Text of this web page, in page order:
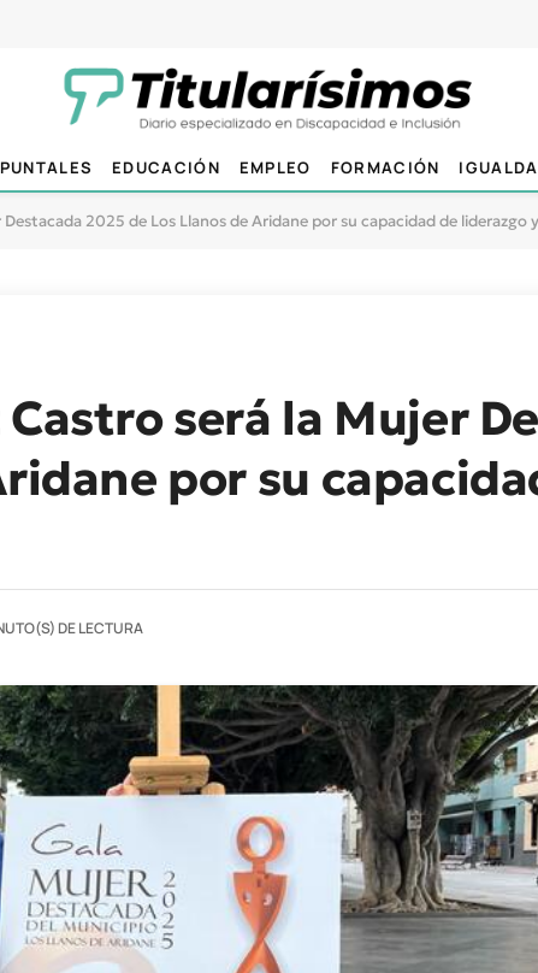
PUNTALES EDUCACIÓN EMPLEO FORMACIÓN
2025 de Los Llanos de Aridane por su capacidad de liderazgo
será la Mujer
por su
DE LECTURA